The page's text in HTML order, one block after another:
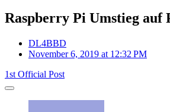
Raspberry Pi Umstieg auf
DL4BBD
November 6, 2019 at 12:32 PM
1st Official Post